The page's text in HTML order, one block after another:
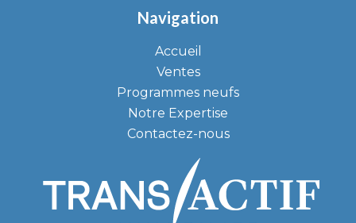
Navigation
Accueil
Ventes
Programmes neufs
Notre Expertise
Contactez-nous